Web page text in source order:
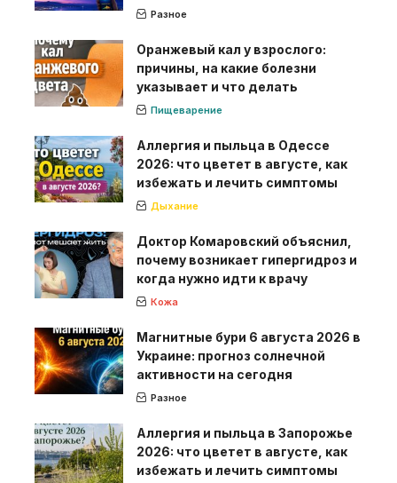
Разное
Оранжевый кал у взрослого:
причины, на какие болезни
указывает и что делать
Пищеварение
Аллергия и пыльца в Одессе
2026: что цветет в августе, как
избежать и лечить симптомы
Дыхание
Доктор Комаровский объяснил,
почему возникает гипергидроз и
когда нужно идти к врачу
Кожа
Магнитные бури 6 августа 2026 в
Украине: прогноз солнечной
активности на сегодня
Разное
Аллергия и пыльца в Запорожье
2026: что цветет в августе, как
избежать и лечить симптомы